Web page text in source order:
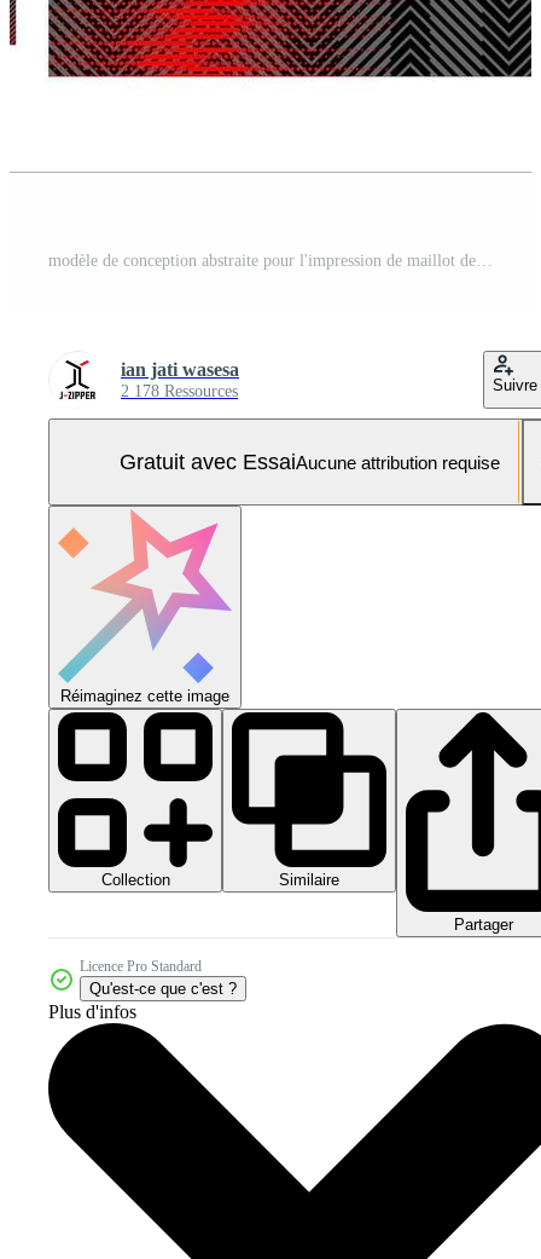
modèle de conception abstraite pour l'impression de maillot de sport. sublimes modèles de maillots pour le football, le badminton, le cyclisme, le basket-ball, le volley-ball, etc. Vecteur Pro et SVG Pro
ian jati wasesa
2 178 Ressources Suivre
Gratuit avec EssaiAucune attribution requise
Réimaginez cette image
Collection Similaire
Partager
Licence Pro Standard
Qu'est-ce que c'est ?
Plus d'infos